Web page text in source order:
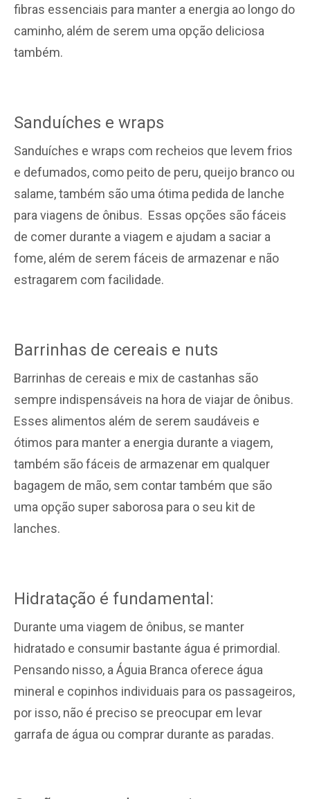
fibras essenciais para manter a energia ao longo do
caminho, além de serem uma opção deliciosa
também.
Sanduíches e wraps
Sanduíches e wraps com recheios que levem frios
e defumados, como peito de peru, queijo branco ou
salame, também são uma ótima pedida de lanche
para viagens de ônibus. Essas opções são fáceis
de comer durante a viagem e ajudam a saciar a
fome, além de serem fáceis de armazenar e não
estragarem com facilidade.
Barrinhas de cereais e nuts
Barrinhas de cereais e mix de castanhas são
sempre indispensáveis na hora de viajar de ônibus.
Esses alimentos além de serem saudáveis e
ótimos para manter a energia durante a viagem,
também são fáceis de armazenar em qualquer
bagagem de mão, sem contar também que são
uma opção super saborosa para o seu kit de
lanches.
Hidratação é fundamental:
Durante uma viagem de ônibus, se manter
hidratado e consumir bastante água é primordial.
Pensando nisso, a Águia Branca oferece água
mineral e copinhos individuais para os passageiros,
por isso, não é preciso se preocupar em levar
garrafa de água ou comprar durante as paradas.